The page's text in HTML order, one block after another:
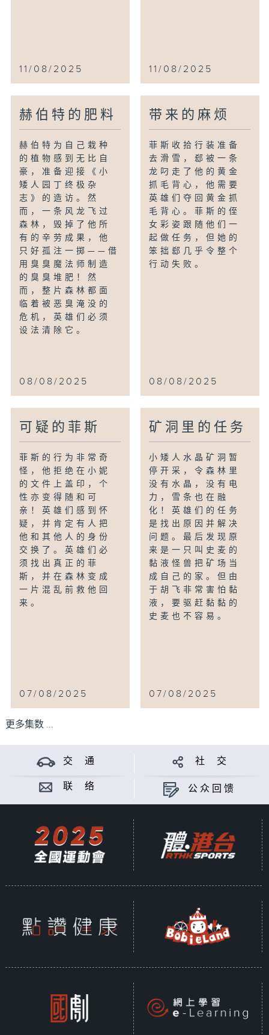
11/08/2025 11/08/2025
赫伯特的肥料
赫伯特为自己栽种
的植物感到无比自
豪，准备迎接《小
矮人园丁终极杂
志》的造访。然
而，一条风龙飞过
森林，毁掉了他所
有的辛劳成果，他
只好孤注一掷——借
用臭臭魔法师制造
的臭臭堆肥！然
而，整片森林都面
临着被恶臭淹没的
危机，英雄们必须
设法清除它。
08/08/2025
带来的麻烦
菲斯收拾行装准备
去滑雪，郄被一条
龙叼走了他的黄金
抓毛背心，他需要
英雄们夺回黄金抓
毛背心。菲斯的侄
女彩姿跟随他们一
起做任务，但她的
笨拙郄几乎令整个
行动失败。
08/08/2025
可疑的菲斯
菲斯的行为非常奇
怪，他拒绝在小妮
的文件上盖印，个
性亦变得随和可
亲！英雄们感到怀
疑，并肯定有人把
他和其他人的身份
交换了。英雄们必
须找出真正的菲
斯，并在森林变成
一片混乱前救他回
来。
07/08/2025
矿洞里的任务
小矮人水晶矿洞暂
停开采，令森林里
没有水晶，没有电
力，雪条也在融
化！英雄们的任务
是找出原因并解决
问题。最后发现原
来是一只叫史麦的
黏液怪兽把矿场当
成自己的家。但由
于胡飞非常害怕黏
液，要驱赶黏黏的
史麦也不容易。
07/08/2025
更多集数 ...
交 通 社 交
联 络 公众回馈